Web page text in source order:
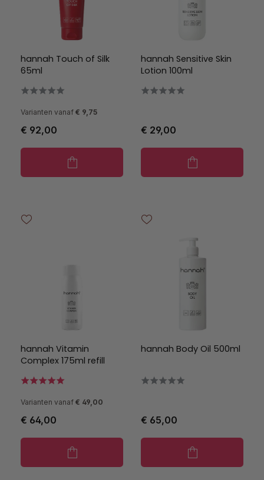
hannah Touch of Silk
65ml
Varianten vanaf € 9,75
€ 92,00
hannah Sensitive Skin
Lotion 100ml
€ 29,00
hannah Vitamin
Complex 175ml refill
Varianten vanaf € 49,00
€ 64,00
hannah Body Oil 500ml
€ 65,00